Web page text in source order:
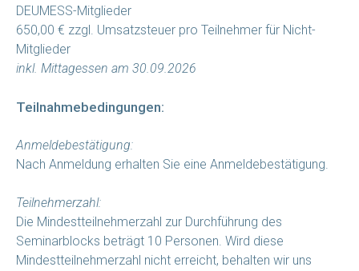
DEUMESS-Mitglieder
650,00 € zzgl. Umsatzsteuer pro Teilnehmer für Nicht-
Mitglieder
inkl. Mittagessen am 30.09.2026
Teilnahmebedingungen:
Anmeldebestätigung:
Nach Anmeldung erhalten Sie eine Anmeldebestätigung.
Teilnehmerzahl:
Die Mindestteilnehmerzahl zur Durchführung des
Seminarblocks beträgt 10 Personen. Wird diese
Mindestteilnehmerzahl nicht erreicht, behalten wir uns